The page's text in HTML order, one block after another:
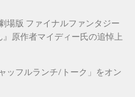
場版 ファイナルファンタジー
』原作者マイディー氏の追悼上
ッフルランチ/トーク」をオン